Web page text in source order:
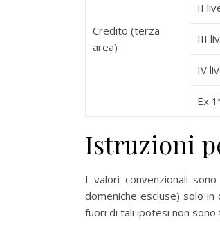
Credito (terza
area)
II
III
IV
Ex
Istruzioni
I valori convenzionali
domeniche escluse) solo
fuori di tali ipotesi non sono